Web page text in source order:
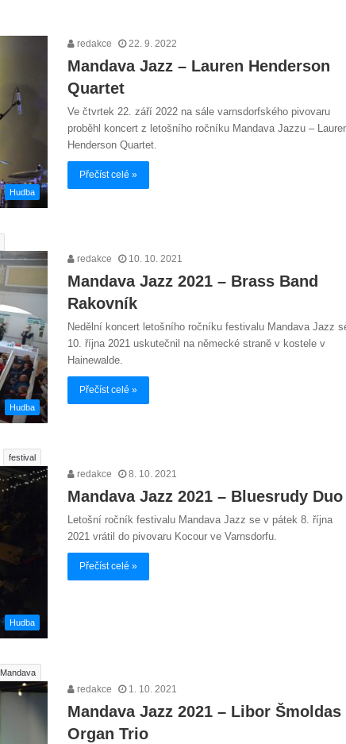
Hudba
redakce 22. 9. 2022
Mandava Jazz – Lauren Henderson
Quartet
Ve čtvrtek 22. září 2022 na sále varnsdorfského pivovaru
proběhl koncert z letošního ročníku Mandava Jazzu –
Henderson Quartet.
Přečíst celé »
Hudba
redakce 10. 10. 2021
Mandava Jazz 2021 – Brass Band
Rakovník
Nedělní koncert letošního ročníku festivalu Mandava Jazz
10. října 2021 uskutečnil na německé straně v kostele v
Hainewalde.
Přečíst celé »
festival
Hudba
redakce 8. 10. 2021
Mandava Jazz 2021 – Bluesrudy Duo
Letošní ročník festivalu Mandava Jazz se v pátek 8. října
2021 vrátil do pivovaru Kocour ve Varnsdorfu.
Přečíst celé »
Mandava
redakce 1. 10. 2021
Mandava Jazz 2021 – Libor Šmoldas
Organ Trio